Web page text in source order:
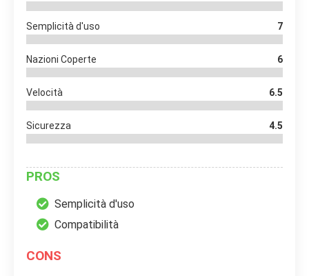
Semplicità d'uso 7
Nazioni Coperte 6
Velocità 6.5
Sicurezza 4.5
PROS
Semplicità d'uso
Compatibilità
CONS